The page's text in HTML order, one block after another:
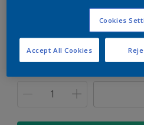
20
Cookies
Accept All Cookies